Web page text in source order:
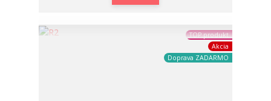
TOP produkt
Akcia
Doprava ZADARMO